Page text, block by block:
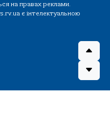
на правах реклами.
є інтелектуальною